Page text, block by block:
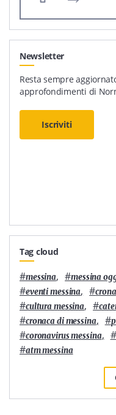
Newsletter
Resta sempre
approfondimenti di
Iscriviti
Tag cloud
#messina, #messina
#eventi messina, #
#cultura messina, #
#cronaca di messina, #
#coronavirus messina, #
#atm messina